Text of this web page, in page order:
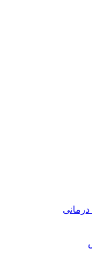
درمانی